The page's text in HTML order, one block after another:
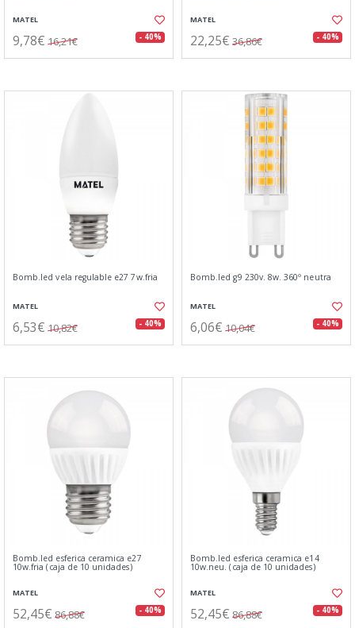
MATEL
9,78€ 16,21€ - 40%
MATEL
22,25€ 36,86€ - 40%
Bomb.led vela regulable e27 7w.fria
MATEL
6,53€ 10,82€ - 40%
Bomb.led g9 230v. 8w. 360º neutra
MATEL
6,06€ 10,04€ - 40%
Bomb.led esferica ceramica e27
10w.fria (caja de 10 unidades)
MATEL
52,45€ 86,88€ - 40%
Bomb.led esferica ceramica e14
10w.neu. (caja de 10 unidades)
MATEL
52,45€ 86,88€ - 40%